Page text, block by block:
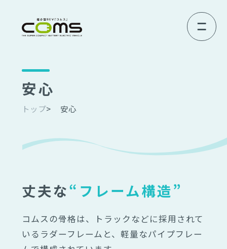
安心
トップ 安心
丈夫な“フレーム構造”
コムスの骨格は、トラックなどに採用されて
いるラダーフレームと、軽量なパイプフレー